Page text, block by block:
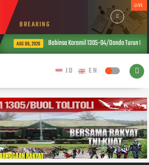
BREAKING
LIVE
AUG 06, 2026 Babinsa Koramil 1305-04/Dondo Turun